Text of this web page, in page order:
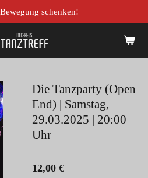
schenken!
Die Tanzparty (Open
End) | Samstag,
29.03.2025 | 20:00
Uhr
12,00 €